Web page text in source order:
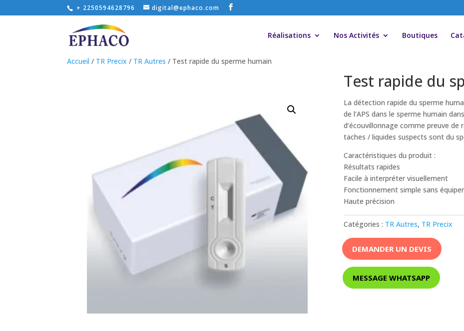
+ 2250594628796 digital@ephaco.com
Réalisations Nos Activités Boutiques
Accueil / TR Precix / TR Autres / Test rapide du sperme humain
Test rapide du
La détection rapide du sperme
de l’APS dans le sperme humain
d’écouvillonnage comme preuve
taches / liquides suspects sont du
Caractéristiques du produit :
Résultats rapides
Facile à interpréter visuellement
Fonctionnement simple sans
Haute précision
Catégories : TR Autres, TR Precix
DEMANDER UN DEVIS
MESSAGE WHATSAPP